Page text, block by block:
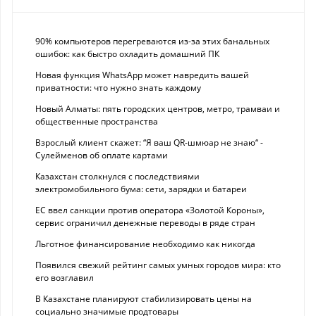
90% компьютеров перегреваются из-за этих банальных
ошибок: как быстро охладить домашний ПК
Новая функция WhatsApp может навредить вашей
приватности: что нужно знать каждому
Новый Алматы: пять городских центров, метро, трамваи и
общественные пространства
Взрослый клиент скажет: “Я ваш QR-шмюар не знаю“ -
Сулейменов об оплате картами
Казахстан столкнулся с последствиями
электромобильного бума: сети, зарядки и батареи
ЕС ввел санкции против оператора «Золотой Короны»,
сервис ограничил денежные переводы в ряде стран
Льготное финансирование необходимо как никогда
Появился свежий рейтинг самых умных городов мира: кто
его возглавил
В Казахстане планируют стабилизировать цены на
социально значимые продтовары